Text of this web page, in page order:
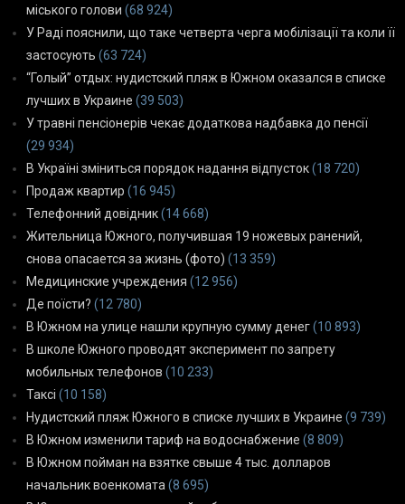
міського голови (68 924)
У Раді пояснили, що таке четверта черга мобілізації та коли її
застосують (63 724)
“Голый” отдых: нудистский пляж в Южном оказался в списке
лучших в Украине (39 503)
У травні пенсіонерів чекає додаткова надбавка до пенсії
(29 934)
В Україні зміниться порядок надання відпусток(18 720)
Продаж квартир (16 945)
Телефонний довідник(14 668)
Жительница Южного, получившая 19 ножевых ранений,
снова опасается за жизнь (фото) (13 359)
Медицинские учреждения (12 956)
Де поїсти? (12 780)
В Южном на улице нашли крупную сумму денег(10 893)
В школе Южного проводят эксперимент по запрету
мобильных телефонов (10 233)
Таксі (10 158)
Нудистский пляж Южного в списке лучших в Украине (9 739)
В Южном изменили тариф на водоснабжение (8 809)
В Южном пойман на взятке свыше 4 тыс. долларов
начальник военкомата(8 695)